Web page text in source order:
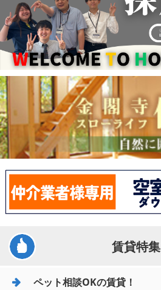
賃貸特集
ペット相談OKの賃貸！